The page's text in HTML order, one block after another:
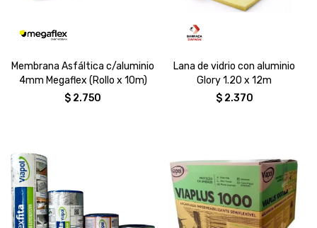
Membrana Asfáltica c/aluminio
4mm Megaflex (Rollo x 10m)
$ 2.750
Lana de vidrio con aluminio
Glory 1.20 x 12m
$ 2.370